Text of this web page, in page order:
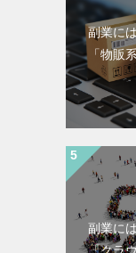
副業に
「物販
副業に